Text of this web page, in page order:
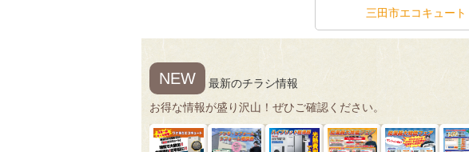
三田市エコキュー
NEW
最新のチラシ情報
お得な情報が盛り沢山！ぜひご確認ください。